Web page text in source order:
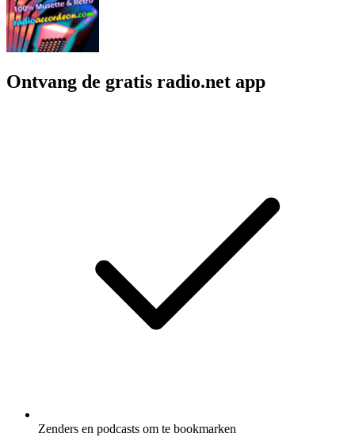
Ontvang de gratis radio.net app
Zenders en podcasts om te bookmarken